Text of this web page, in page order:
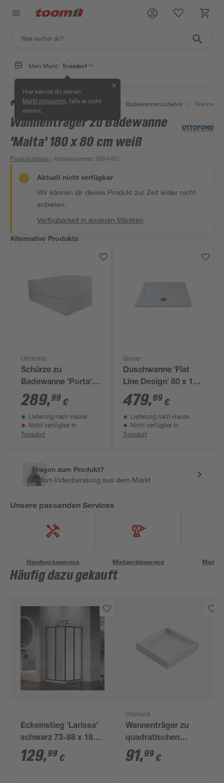
Mein Markt: Troisdorf
Hier kannst du deinen
Markt anpassen , falls er nicht
stimmt.
✕
/ Bad & Sanitär / Badewannen / Badewannenzubehör /
Wannenträger zu Badewanne
'Malta' 180 x 80 cm weiß
Produktdetails | Artikelnummer: 5054401
Aktuell nicht verfügbar
Wir können dir dieses Produkt zur Zeit leider nicht
anbieten.
Verfügbarkeit in anderen Märkten
Alternative Produkte
Ottofond
Schürze zu
Badewanne 'Porta'
weiß 180 x 60 x 3
cm, rechts
289,99 €
Lieferung nach Hause
Nicht verfügbar in
Troisdorf
Breuer
Duschwanne 'Flat
Line Design' 80 x 120
cm weiß
479,99 €
Lieferung nach Hause
Nicht verfügbar in
Troisdorf
Fragen zum Produkt?
Sofort-Videoberatung aus dem Markt
Unsere passenden Services
Handwerksservice Mietgeräteservice
Häufig dazu gekauft
Eckeinstieg 'Larissa'
schwarz 73-88 x 180
cm
129,99 €
Ottofond
Wannenträger zu
quadratischen
Duschwanne 90 x 90
cm weiß
91,99 €